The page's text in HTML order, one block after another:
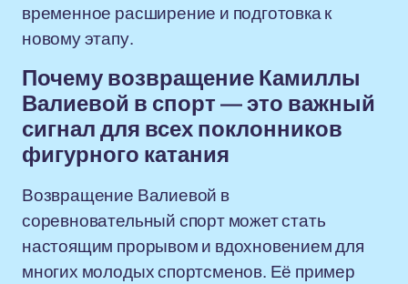
временное расширение и подготовка к
новому этапу.
Почему возвращение Камиллы
Валиевой в спорт — это важный
сигнал для всех поклонников
фигурного катания
Возвращение Валиевой в
соревновательный спорт может стать
настоящим прорывом и вдохновением для
многих молодых спортсменов. Её пример